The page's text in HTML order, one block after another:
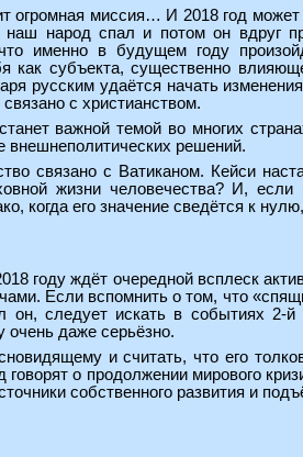
огромная миссия… И 2018 год
наш народ спал и потом он вдруг
именно в будущем году
как субъекта, существенно
русским удаётся начать
с христианством.
важной темой во многих
внешнеполитических решений.
связано с Ватиканом. Кейси
жизни человечества? И,
когда его значение сведётся к
году ждёт очередной всплеск
Если вспомнить о том, что
он, следует искать в событиях 2-
очень даже серьёзно.
и считать, что его
говорят о продолжении мирового
собственного развития и